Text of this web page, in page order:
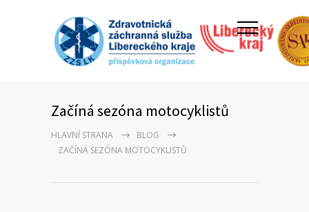
Začíná sezóna motocyklistů
HLAVNÍ STRANA
BLOG
ZAČÍNÁ SEZÓNA MOTOCYKLISTŮ